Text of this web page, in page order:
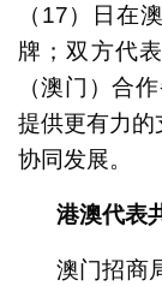
（17）日在
牌；双方代
（澳门）合
提供更有力
协同发展。
港澳代表
澳门招商